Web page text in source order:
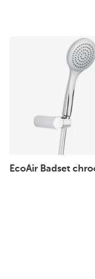
EcoAir Badset